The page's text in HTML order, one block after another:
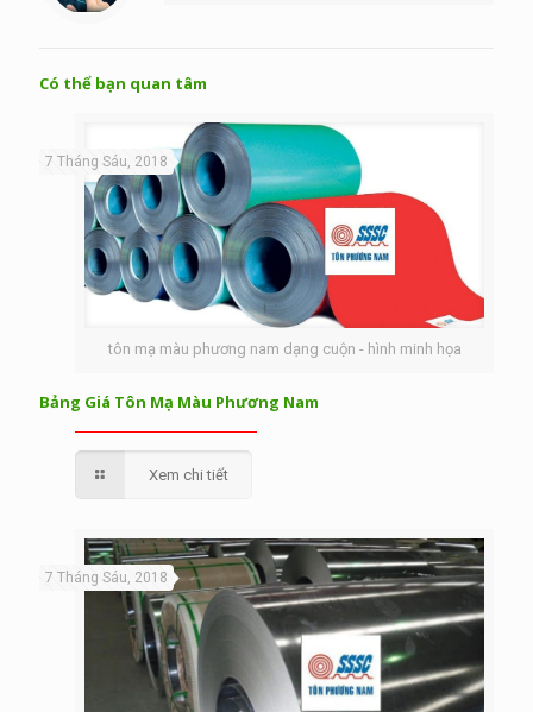
Có thể bạn quan tâm
tôn mạ màu phương nam dạng cuộn - hình minh họa
7 Tháng Sáu, 2018
Bảng Giá Tôn Mạ Màu Phương Nam
Xem chi tiết
7 Tháng Sáu, 2018